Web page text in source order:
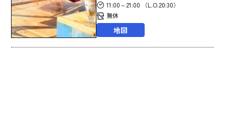
11:00～21:00 （L.O.20:30）
無休
地図